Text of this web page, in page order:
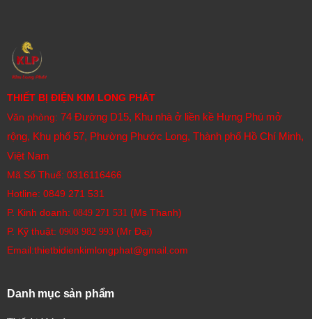
THIẾT BỊ ĐIỆN KIM LONG PHÁT
Văn phòng: 74 Đường D15, Khu nhà ở liền kề Hưng Phú mở
rộng, Khu phố 57, Phường Phước Long, Thành phố Hồ Chí Minh,
Việt Nam
Mã Số Thuế: 0316116466
Hotline: 0849 271 531
P. Kinh doanh: 0849 271 531 (Ms Thanh)
P. Kỹ thuật: 0908 982 993​ (Mr Đại)
Email:thietbidienkimlongphat@gmail.com
Danh mục sản phẩm